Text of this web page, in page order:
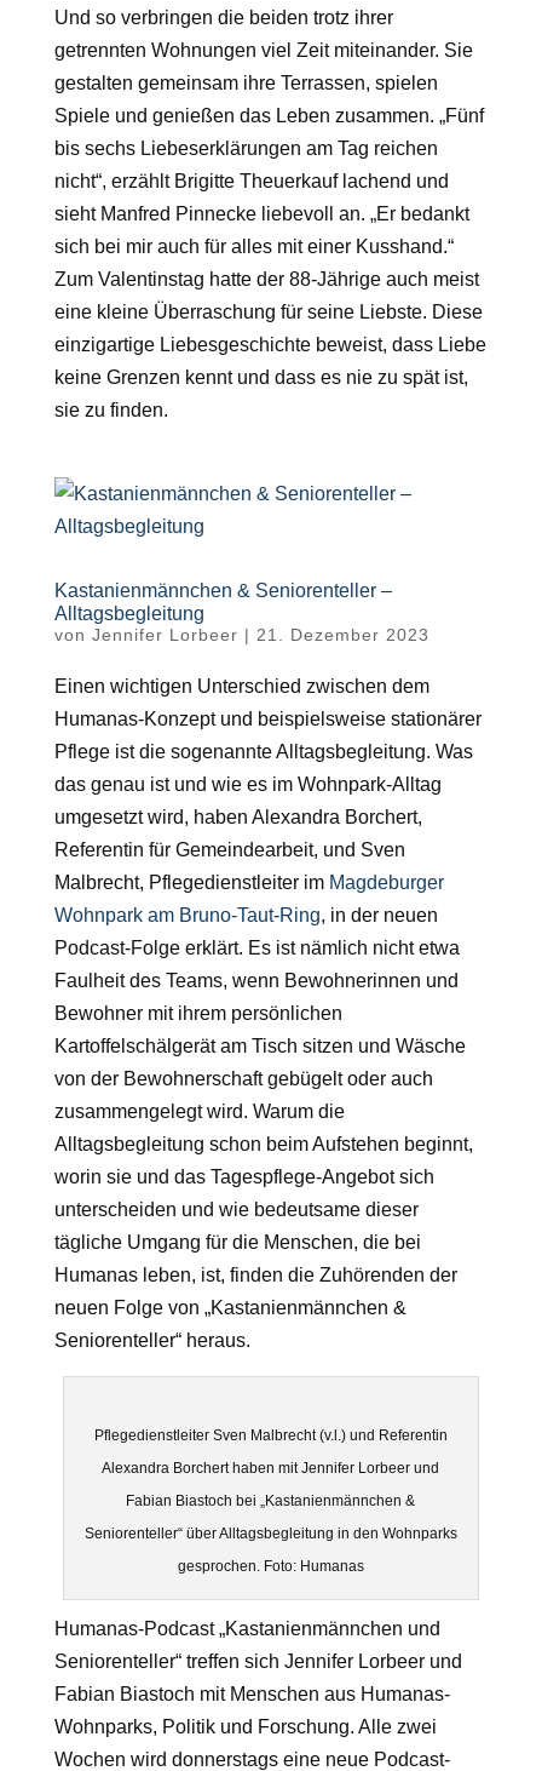
Und so verbringen die beiden trotz ihrer
getrennten Wohnungen viel Zeit miteinander. Sie
gestalten gemeinsam ihre Terrassen, spielen
Spiele und genießen das Leben zusammen. „Fünf
bis sechs Liebeserklärungen am Tag reichen
nicht“, erzählt Brigitte Theuerkauf lachend und
sieht Manfred Pinnecke liebevoll an. „Er bedankt
sich bei mir auch für alles mit einer Kusshand.“
Zum Valentinstag hatte der 88-Jährige auch meist
eine kleine Überraschung für seine Liebste. Diese
einzigartige Liebesgeschichte beweist, dass Liebe
keine Grenzen kennt und dass es nie zu spät ist,
sie zu finden.
Kastanienmännchen & Seniorenteller –
Alltagsbegleitung
von Jennifer Lorbeer | 21. Dezember 2023
Einen wichtigen Unterschied zwischen dem
Humanas-Konzept und beispielsweise stationärer
Pflege ist die sogenannte Alltagsbegleitung. Was
das genau ist und wie es im Wohnpark-Alltag
umgesetzt wird, haben Alexandra Borchert,
Referentin für Gemeindearbeit, und Sven
Malbrecht, Pflegedienstleiter im Magdeburger
Wohnpark am Bruno-Taut-Ring, in der neuen
Podcast-Folge erklärt. Es ist nämlich nicht etwa
Faulheit des Teams, wenn Bewohnerinnen und
Bewohner mit ihrem persönlichen
Kartoffelschälgerät am Tisch sitzen und Wäsche
von der Bewohnerschaft gebügelt oder auch
zusammengelegt wird. Warum die
Alltagsbegleitung schon beim Aufstehen beginnt,
worin sie und das Tagespflege-Angebot sich
unterscheiden und wie bedeutsame dieser
tägliche Umgang für die Menschen, die bei
Humanas leben, ist, finden die Zuhörenden der
neuen Folge von „Kastanienmännchen &
Seniorenteller“ heraus.
Pflegedienstleiter Sven Malbrecht (v.l.) und Referentin
Alexandra Borchert haben mit Jennifer Lorbeer und
Fabian Biastoch bei „Kastanienmännchen &
Seniorenteller“ über Alltagsbegleitung in den Wohnparks
gesprochen. Foto: Humanas
Humanas-Podcast „Kastanienmännchen und
Seniorenteller“ treffen sich Jennifer Lorbeer und
Fabian Biastoch mit Menschen aus Humanas-
Wohnparks, Politik und Forschung. Alle zwei
Wochen wird donnerstags eine neue Podcast-